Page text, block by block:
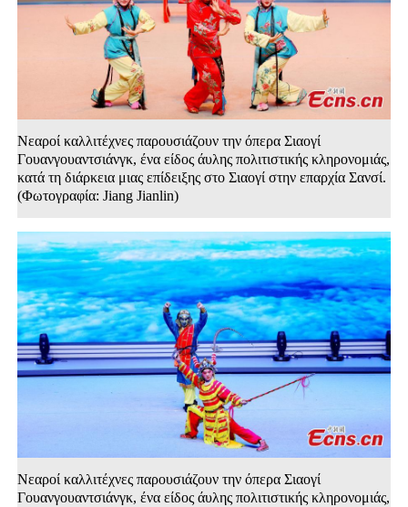
Νεαροί καλλιτέχνες παρουσιάζουν την όπερα Σιαογί
Γουανγουαντσιάνγκ, ένα είδος άυλης πολιτιστικής κληρονομιάς,
κατά τη διάρκεια μιας επίδειξης στο Σιαογί στην επαρχία Σανσί.
(Φωτογραφία: Jiang Jianlin)
Νεαροί καλλιτέχνες παρουσιάζουν την όπερα Σιαογί
Γουανγουαντσιάνγκ, ένα είδος άυλης πολιτιστικής κληρονομιάς,